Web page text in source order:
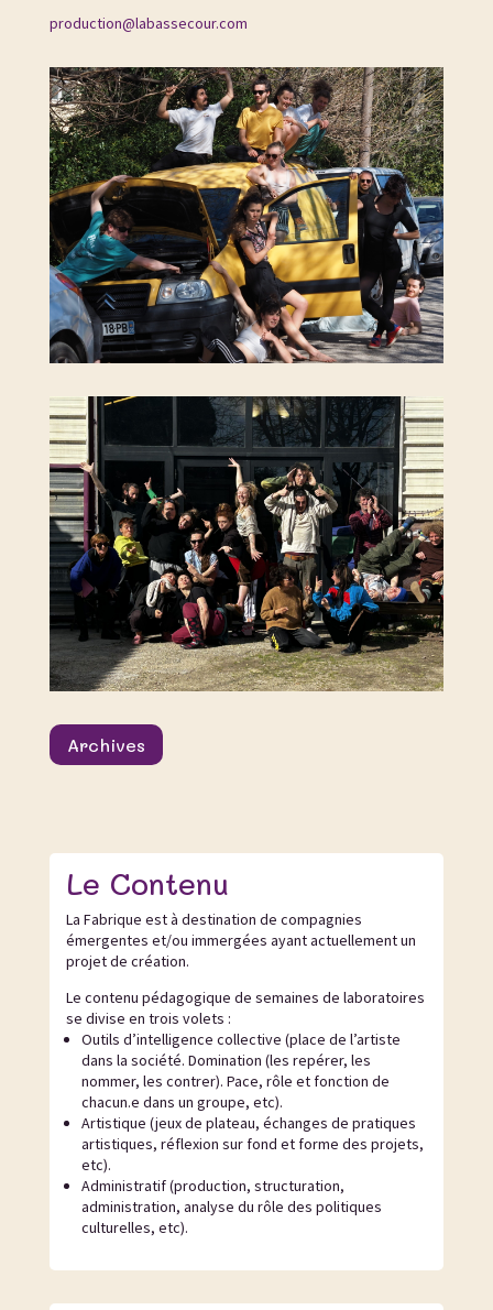
production@labassecour.com
Archives
Le Contenu
La Fabrique est à destination de compagnies
émergentes et/ou immergées ayant actuellement un
projet de création.
Le contenu pédagogique de semaines de laboratoires
se divise en trois volets :
Outils d’intelligence collective (place de l’artiste
dans la société. Domination (les repérer, les
nommer, les contrer). Pace, rôle et fonction de
chacun.e dans un groupe, etc).
Artistique (jeux de plateau, échanges de pratiques
artistiques, réflexion sur fond et forme des projets,
etc).
Administratif (production, structuration,
administration, analyse du rôle des politiques
culturelles, etc).